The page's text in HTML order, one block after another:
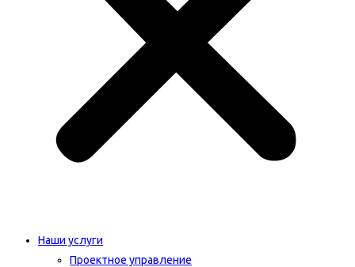
Наши услуги
Проектное управление